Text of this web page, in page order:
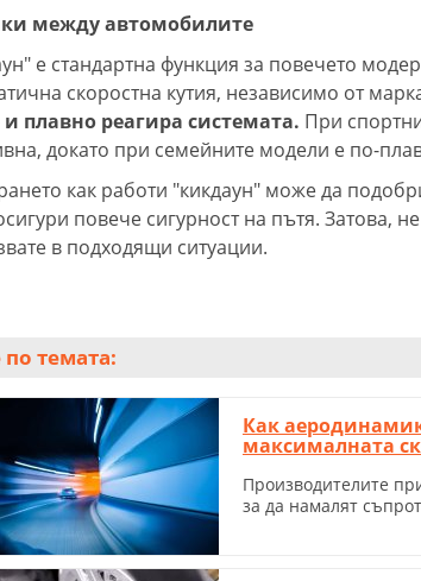
между автомобилите
е стандартна функция за повечето
скоростна кутия, независимо от
плавно реагира системата. При
докато при семейните модели е по-
как работи "кикдаун" може да
повече сигурност на пътя. Затова,
в подходящи ситуации.
темата:
Как
максималната
Производителите
за да намалят